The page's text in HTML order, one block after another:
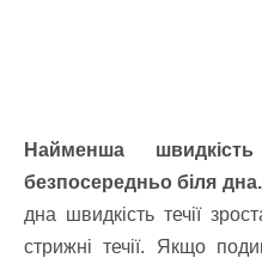
Найменша швидкість
безпосередньо біля дна.
дна швидкість течії
стрижні течії. Якщо